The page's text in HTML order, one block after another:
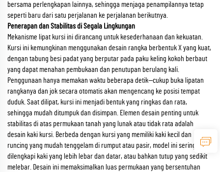
bersama perlengkapan lainnya, sehingga menjaga penampilannya tetap
seperti baru dari satu perjalanan ke perjalanan berikutnya.
Penerapan dan Stabilitas di Segala Lingkungan
Mekanisme lipat kursi ini dirancang untuk kesederhanaan dan kekuatan.
Kursi ini kemungkinan menggunakan desain rangka berbentuk X yang kuat,
dengan tabung besi padat yang berputar pada paku keling kokoh berbaut
yang dapat menahan pembukaan dan penutupan berulang kali.
Penggunaan hanya memakan waktu beberapa detik—cukup buka lipatan
rangkanya dan jok secara otomatis akan mengencang ke posisi tempat
duduk. Saat dilipat, kursi ini menjadi bentuk yang ringkas dan rata,
sehingga mudah ditumpuk dan disimpan. Elemen desain penting untuk
stabilitas di atas permukaan tanah yang lunak atau tidak rata adalah
desain kaki kursi. Berbeda dengan kursi yang memiliki kaki kecil dan
runcing yang mudah tenggelam di rumput atau pasir, model ini sering
dilengkapi kaki yang lebih lebar dan datar, atau bahkan tutup yang sedikit
melebar. Desain ini memaksimalkan luas permukaan yang bersentuhan